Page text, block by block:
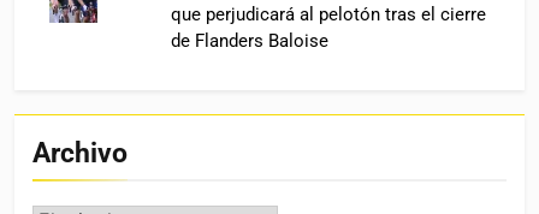
que perjudicará al pelotón tras el cierre
de Flanders Baloise
Archivo